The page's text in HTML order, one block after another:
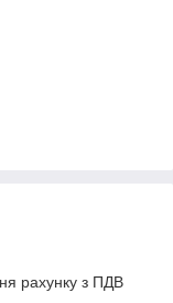
рахунку з ПДВ